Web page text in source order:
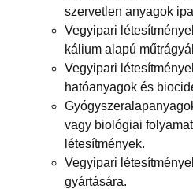
szervetlen anyagok
Vegyipari
kálium alapú
Vegyipari
hatóanyagok és
vagy biológiai
létesítmények.
Vegyipari
gyártására.